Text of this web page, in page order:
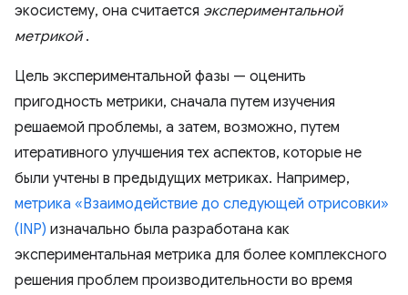
экосистему, она считается экспериментальной
метрикой.
Цель экспериментальной фазы — оценить
пригодность метрики, сначала путем изучения
решаемой проблемы, а затем, возможно, путем
итеративного улучшения тех аспектов, которые не
были учтены в предыдущих метриках. Например,
метрика «Взаимодействие до следующей отрисовки»
(INP) изначально была разработана как
экспериментальная метрика для более комплексного
решения проблем производительности во время